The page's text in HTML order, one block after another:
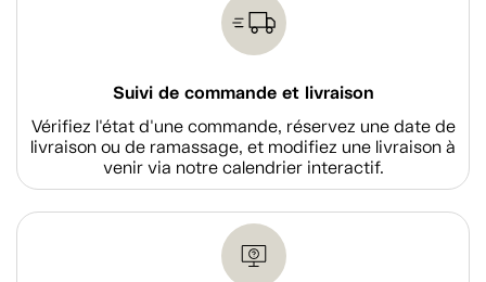
Suivi de commande et livraison
Vérifiez l'état d'une commande, réservez une date de
livraison ou de ramassage, et modifiez une livraison à
venir via notre calendrier interactif.